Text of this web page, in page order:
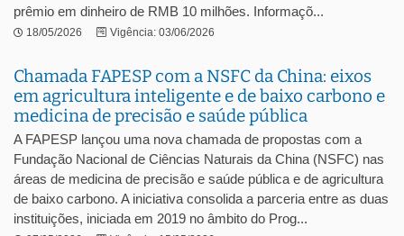
prêmio em dinheiro de RMB 10 milhões. Informaçõ...
18/05/2026 Vigência: 03/06/2026
Chamada FAPESP com a NSFC da China: eixos
em agricultura inteligente e de baixo carbono e
medicina de precisão e saúde pública
A FAPESP lançou uma nova chamada de propostas com a
Fundação Nacional de Ciências Naturais da China (NSFC) nas
áreas de medicina de precisão e saúde pública e de agricultura
de baixo carbono. A iniciativa consolida a parceria entre as duas
instituições, iniciada em 2019 no âmbito do Prog...